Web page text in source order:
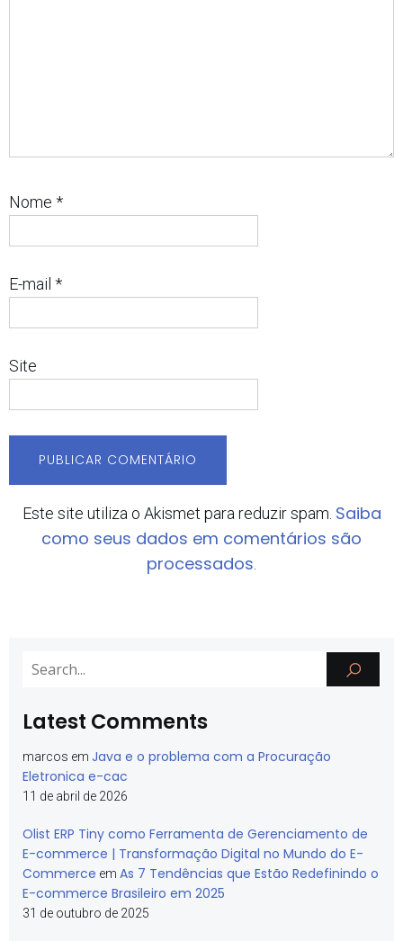
Nome *
E-mail *
Site
Este site utiliza o Akismet para reduzir spam. Saiba
como seus dados em comentários são
processados.
Latest Comments
marcos em Java e o problema com a Procuração
Eletronica e-cac
11 de abril de 2026
Olist ERP Tiny como Ferramenta de Gerenciamento de
E-commerce | Transformação Digital no Mundo do E-
Commerce em As 7 Tendências que Estão Redefinindo o
E-commerce Brasileiro em 2025
31 de outubro de 2025